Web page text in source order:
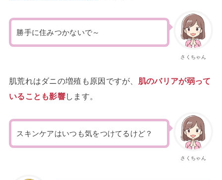
さくちゃん
勝手に住みつかないで～
肌荒れはダニの増殖も原因ですが、 肌のバリアが弱って
いることも影響します。
さくちゃん
スキンケアはいつも気をつけてるけど？